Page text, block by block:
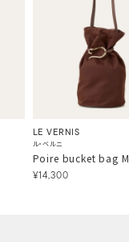
LE VERNIS
ル・ベルニ
Poire bucket bag M
¥14,300